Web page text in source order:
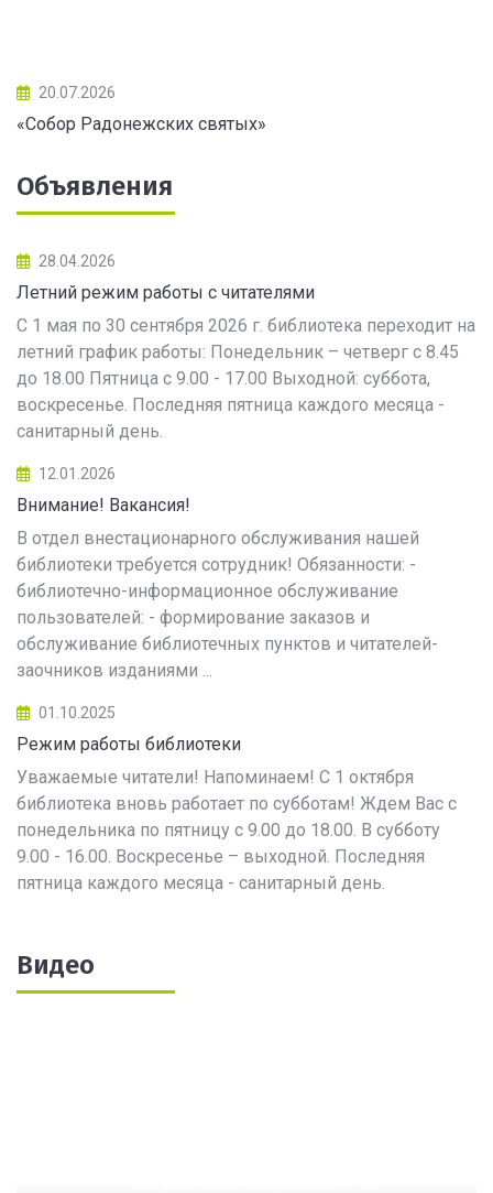
20.07.2026
«Собор Радонежских святых»
Объявления
28.04.2026
Летний режим работы с читателями
С 1 мая по 30 сентября 2026 г. библиотека переходит на
летний график работы: Понедельник – четверг с 8.45
до 18.00 Пятница с 9.00 - 17.00 Выходной: суббота,
воскресенье. Последняя пятница каждого месяца -
санитарный день.
12.01.2026
Внимание! Вакансия!
В отдел внестационарного обслуживания нашей
библиотеки требуется сотрудник! Обязанности: -
библиотечно-информационное обслуживание
пользователей: - формирование заказов и
обслуживание библиотечных пунктов и читателей-
заочников изданиями ...
01.10.2025
Режим работы библиотеки
Уважаемые читатели! Напоминаем! С 1 октября
библиотека вновь работает по субботам! Ждем Вас с
понедельника по пятницу с 9.00 до 18.00. В субботу
9.00 - 16.00. Воскресенье – выходной. Последняя
пятница каждого месяца - санитарный день.
Видео